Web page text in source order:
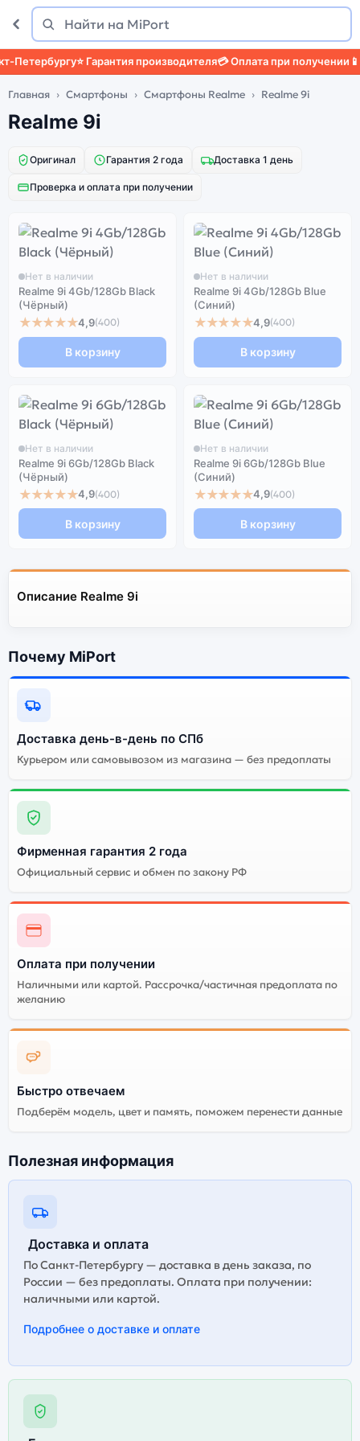
Поиск
Найти
⭐ Гарантия производителя💳 Оплата при получении📱
Главная Смартфоны Смартфоны Realme Realme 9i
Realme 9i
Оригинал Гарантия 2 года Доставка 1 день
Проверка и оплата при получении
Нет в наличии
Realme 9i 4Gb/128Gb Black
(Чёрный)
★★★★★4,9(400)
В корзину
Нет в наличии
Realme 9i 4Gb/128Gb Blue
(Синий)
★★★★★4,9(400)
В корзину
Нет в наличии
Realme 9i 6Gb/128Gb Black
(Чёрный)
★★★★★4,9(400)
В корзину
Нет в наличии
Realme 9i 6Gb/128Gb Blue
(Синий)
★★★★★4,9(400)
В корзину
Описание Realme 9i
Почему MiPort
Доставка день-в-день по СПб
Курьером или самовывозом из магазина — без предоплаты
Фирменная гарантия 2 года
Официальный сервис и обмен по закону РФ
Оплата при получении
Наличными или картой. Рассрочка/частичная предоплата по
желанию
Быстро отвечаем
Подберём модель, цвет и память, поможем перенести данные
Полезная информация
Доставка и оплата
По Санкт-Петербургу — доставка в день заказа, по
России — без предоплаты. Оплата при получении:
наличными или картой.
Подробнее о доставке и оплате